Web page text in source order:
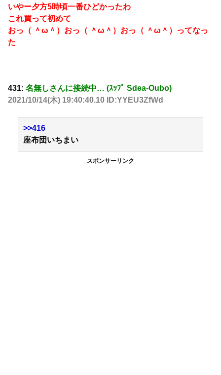
いやー夕方5時頃一番ひどかったわ
これ買って初めて
おっ（ ＾ω＾）おっ（ ＾ω＾）おっ（ ＾ω＾）ってなっ
た
431: 名無しさんに接続中… (ｽｯﾌﾟ Sdea-Oubo)
2021/10/14(木) 19:40:40.10 ID:YYEU3ZfWd
>>416
座布団いちまい
スポンサーリンク